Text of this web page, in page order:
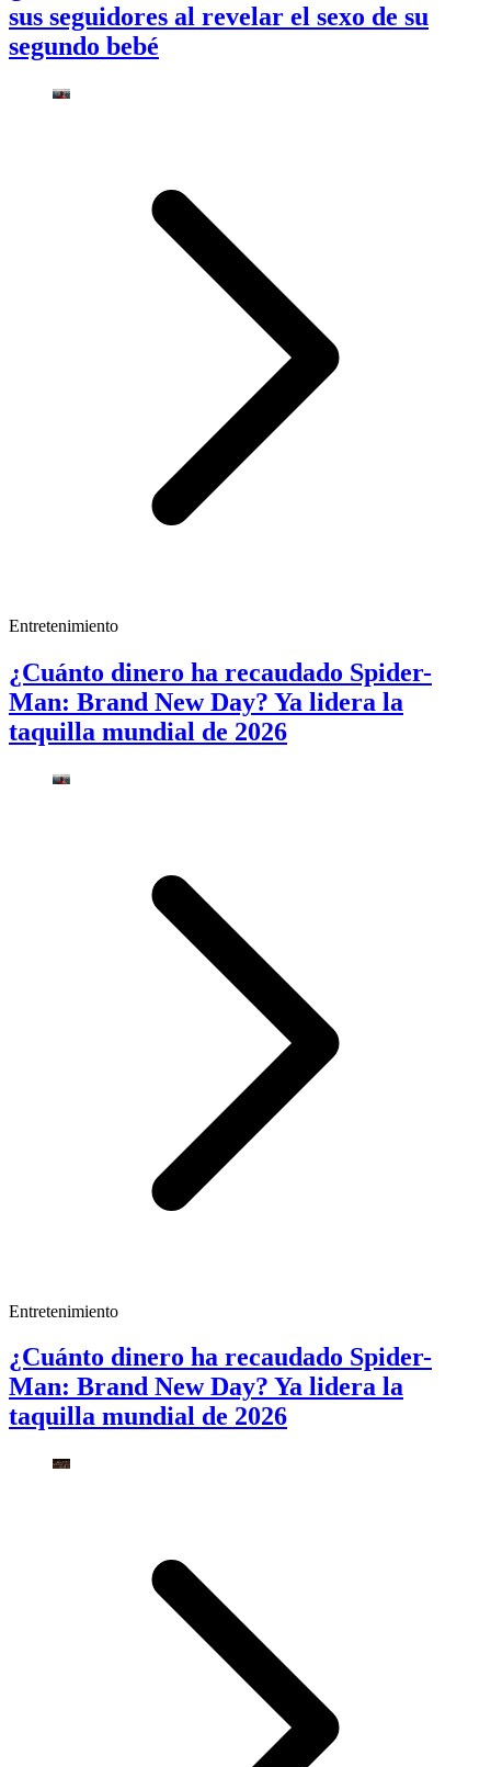
sus seguidores al revelar el sexo de su
segundo bebé
Entretenimiento
¿Cuánto dinero ha recaudado Spider-
Man: Brand New Day? Ya lidera la
taquilla mundial de 2026
Entretenimiento
¿Cuánto dinero ha recaudado Spider-
Man: Brand New Day? Ya lidera la
taquilla mundial de 2026